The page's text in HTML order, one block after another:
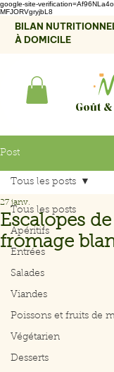
google-site-
MFJORVgryjbL8
BILAN
À DOMICILE
Goût
Post
Tous les posts
Apéritifs
Entrées
Salades
Viandes
Poissons et fruits de
Végétarien
Desserts
Tous les posts
Escalopes
fromage
27 janv.